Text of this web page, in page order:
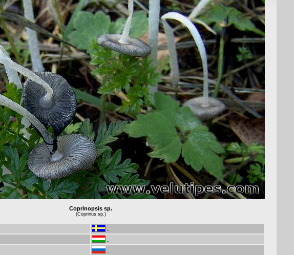
Coprinopsis sp.
(Coprinus sp.)
-
-
-